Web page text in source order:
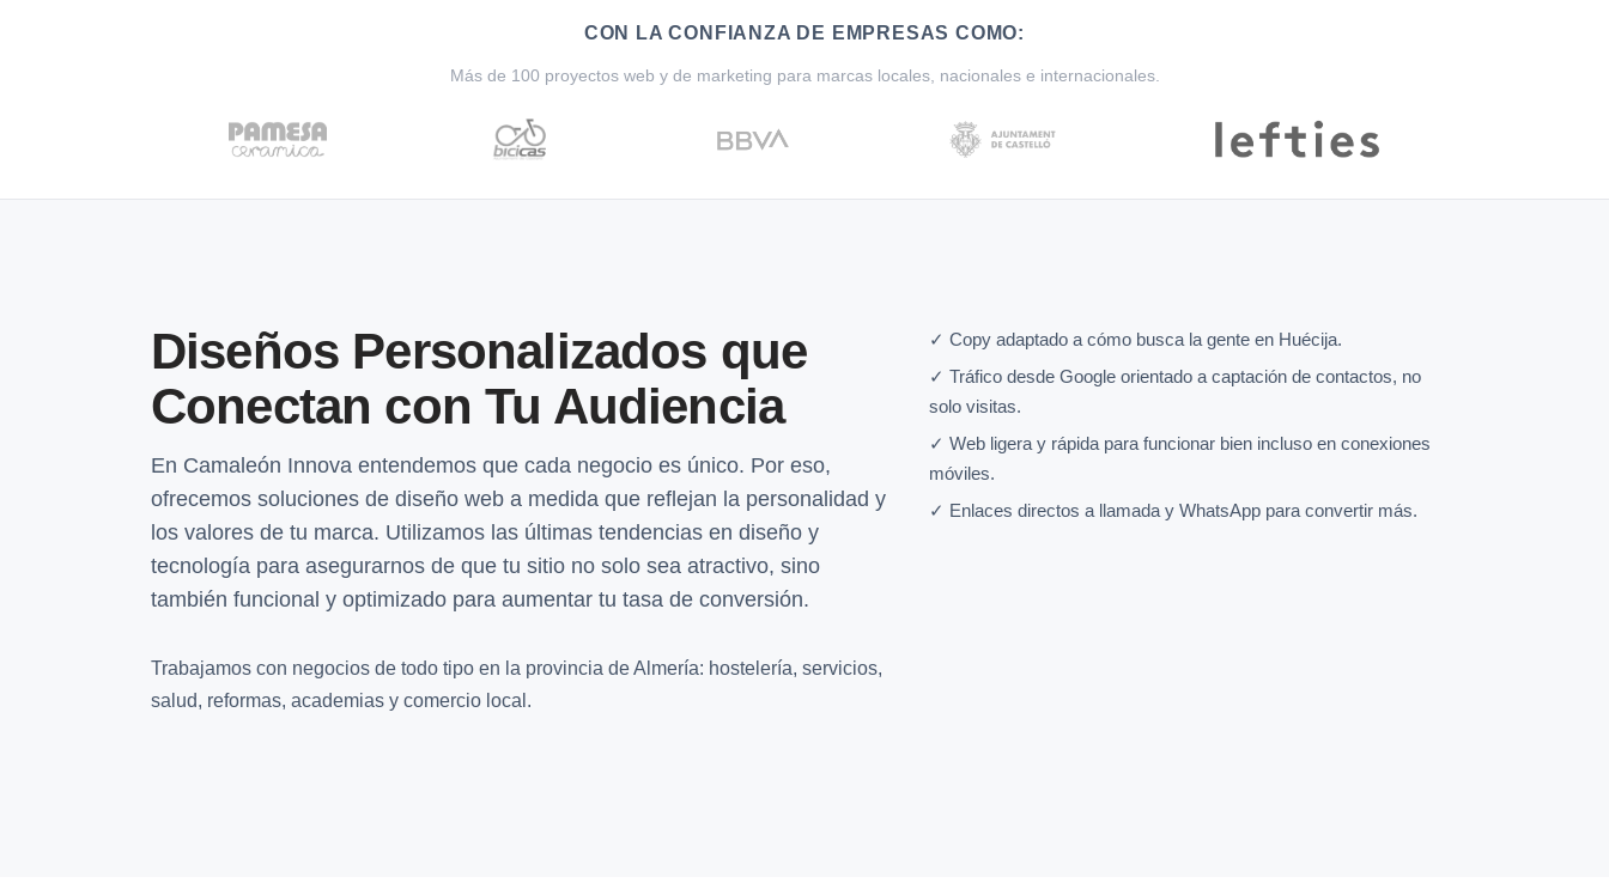
CON LA CONFIANZA DE EMPRESAS COMO:
Más de 100 proyectos web y de marketing para marcas locales, nacionales e internacionales.
Diseños Personalizados que
Conectan con Tu Audiencia
En Camaleón Innova entendemos que cada negocio es único. Por eso,
ofrecemos soluciones de diseño web a medida que reflejan la personalidad y
los valores de tu marca. Utilizamos las últimas tendencias en diseño y
tecnología para asegurarnos de que tu sitio no solo sea atractivo, sino
también funcional y optimizado para aumentar tu tasa de conversión.
Trabajamos con negocios de todo tipo en la provincia de Almería: hostelería, servicios,
salud, reformas, academias y comercio local.
✓ Copy adaptado a cómo busca la gente en Huécija.
✓ Tráfico desde Google orientado a captación de contactos, no
solo visitas.
✓ Web ligera y rápida para funcionar bien incluso en conexiones
móviles.
✓ Enlaces directos a llamada y WhatsApp para convertir más.